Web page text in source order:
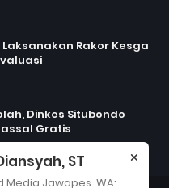
Rakor Kesga
Dinkes Situbondo
Gratis
ST
Media Jawapes. WA: